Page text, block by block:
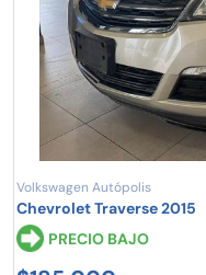
Volkswagen Autópolis
Chevrolet Traverse 2015
PRECIO BAJO